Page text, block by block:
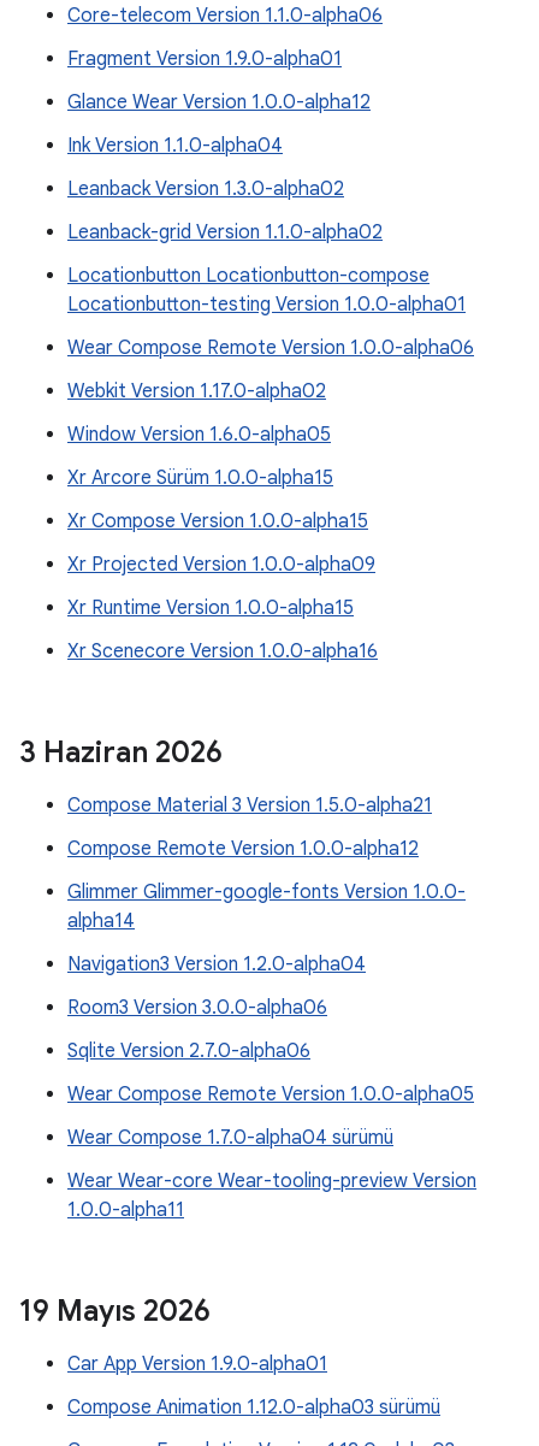
Core-telecom Version 1.1.0-alpha06
Fragment Version 1.9.0-alpha01
Glance Wear Version 1.0.0-alpha12
Ink Version 1.1.0-alpha04
Leanback Version 1.3.0-alpha02
Leanback-grid Version 1.1.0-alpha02
Locationbutton Locationbutton-compose
Locationbutton-testing Version 1.0.0-alpha01
Wear Compose Remote Version 1.0.0-alpha06
Webkit Version 1.17.0-alpha02
Window Version 1.6.0-alpha05
Xr Arcore Sürüm 1.0.0-alpha15
Xr Compose Version 1.0.0-alpha15
Xr Projected Version 1.0.0-alpha09
Xr Runtime Version 1.0.0-alpha15
Xr Scenecore Version 1.0.0-alpha16
3 Haziran 2026
Compose Material 3 Version 1.5.0-alpha21
Compose Remote Version 1.0.0-alpha12
Glimmer Glimmer-google-fonts Version 1.0.0-
alpha14
Navigation3 Version 1.2.0-alpha04
Room3 Version 3.0.0-alpha06
Sqlite Version 2.7.0-alpha06
Wear Compose Remote Version 1.0.0-alpha05
Wear Compose 1.7.0-alpha04 sürümü
Wear Wear-core Wear-tooling-preview Version
1.0.0-alpha11
19 Mayıs 2026
Car App Version 1.9.0-alpha01
Compose Animation 1.12.0-alpha03 sürümü